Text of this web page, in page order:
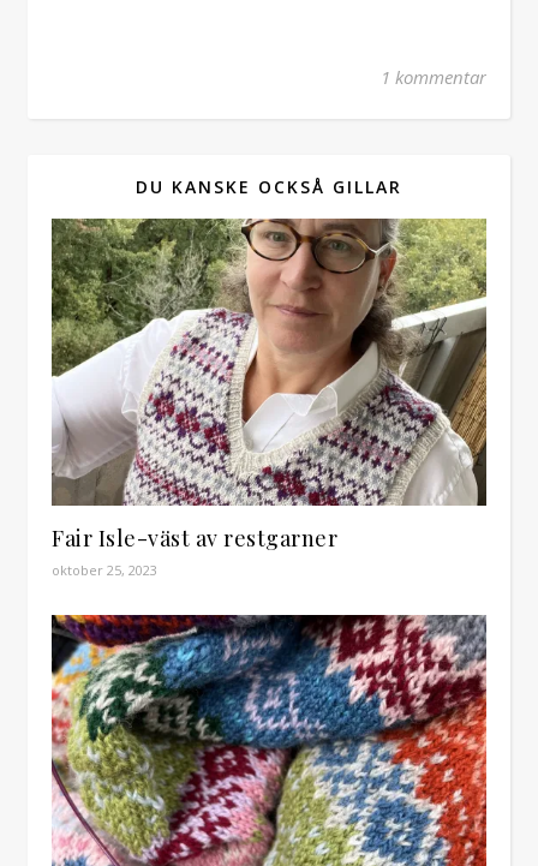
1 kommentar
DU KANSKE OCKSÅ GILLAR
Fair Isle-väst av restgarner
oktober 25, 2023